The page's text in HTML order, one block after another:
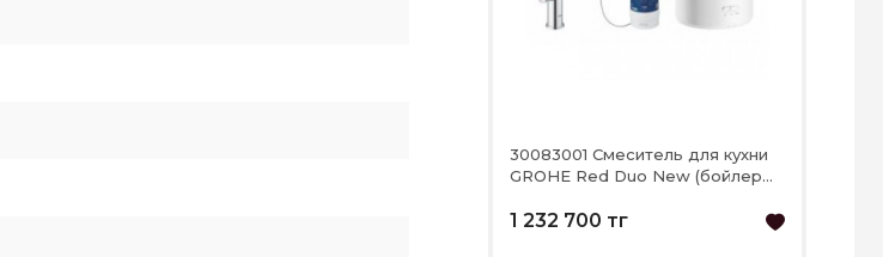
30083001 Смеситель для кухни
GROHE Red Duo New (бойлер
1 232 700 тг